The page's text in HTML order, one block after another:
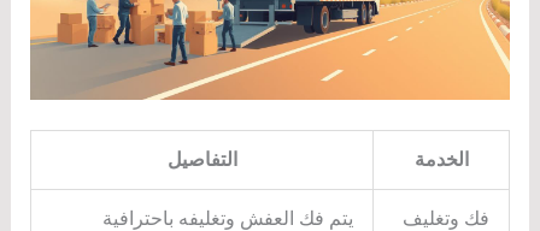
الخدمة التفاصيل
فك وتغليف يتم فك العفش وتغليفه باحترافية